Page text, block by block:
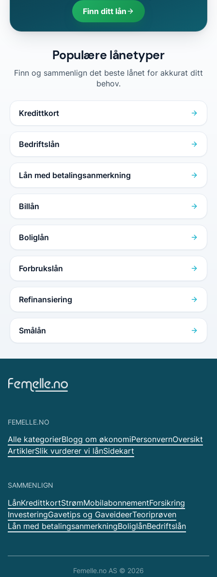
Finn ditt lån
Populære lånetyper
Finn og sammenlign det beste lånet for akkurat ditt
behov.
Kredittkort
Bedriftslån
Lån med betalingsanmerkning
Billån
Boliglån
Forbrukslån
Refinansiering
Smålån
FEMELLE.NO
Alle kategorierBlogg om økonomiPersonvernOversikt
ArtiklerSlik vurderer vi lånSidekart
SAMMENLIGN
LånKredittkortStrømMobilabonnementForsikring
InvesteringGavetips og GaveideerTeoriprøven
Lån med betalingsanmerkningBoliglånBedriftslån
Femelle.no AS © 2026